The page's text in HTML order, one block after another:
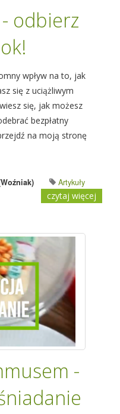
odbierz
wpływ na to, jak
się z uciążliwym
się, jak możesz
bezpłatny
na moją stronę
Artykuły
czytaj więcej
-